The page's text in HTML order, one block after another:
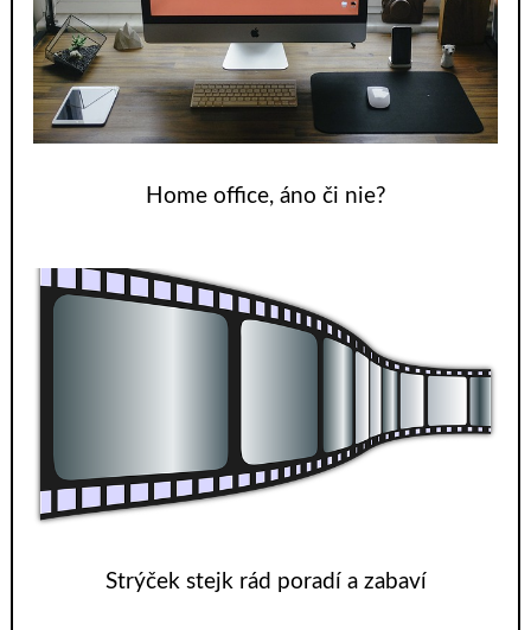
Home office, áno či nie?
Strýček stejk rád poradí a zabaví